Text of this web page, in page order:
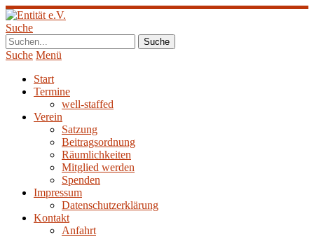
Suche
Suche Menü
Start
Termine
well-staffed
Verein
Satzung
Beitragsordnung
Räumlichkeiten
Mitglied werden
Spenden
Impressum
Datenschutzerklärung
Kontakt
Anfahrt